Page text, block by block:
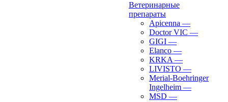
Ветеринарные
препараты
Apicenna —
Doctor VIC —
GIGI —
Elanco —
KRKA —
LIVISTO —
Merial-Boehringer
Ingelheim —
MSD —